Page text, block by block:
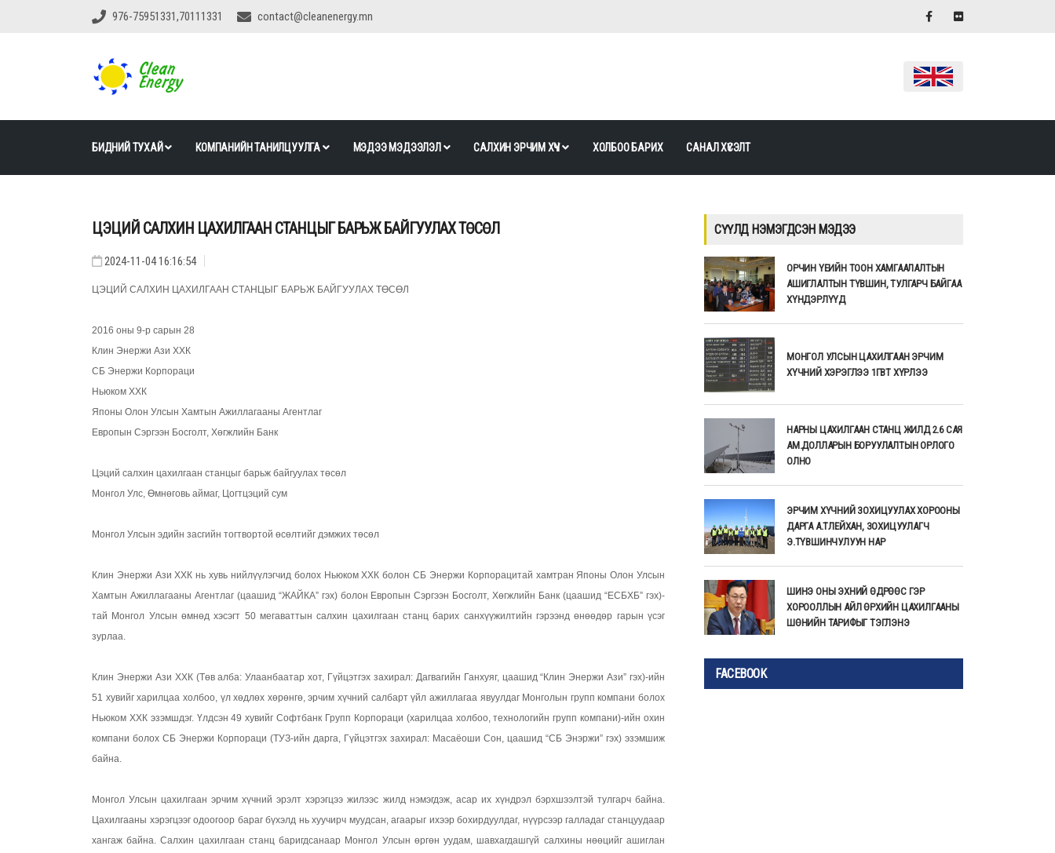
976-75951331,70111331 contact@cleanenergy.mn
БИДНИЙ ТУХАЙ КОМПАНИЙН ТАНИЛЦУУЛГА МЭДЭЭ МЭДЭЭЛЭЛ САЛХИН ЭРЧИМ ХҮЧ ХОЛБОО БАРИХ САНАЛ ХҮСЭЛТ
ЦЭЦИЙ САЛХИН ЦАХИЛГААН СТАНЦЫГ БАРЬЖ БАЙГУУЛАХ ТӨСӨЛ
2024-11-04 16:16:54
ЦЭЦИЙ САЛХИН ЦАХИЛГААН СТАНЦЫГ БАРЬЖ БАЙГУУЛАХ ТӨСӨЛ
2016 оны 9-р сарын 28
Клин Энержи Ази ХХК
СБ Энержи Корпораци
Ньюком ХХК
Японы Олон Улсын Хамтын Ажиллагааны Агентлаг
Европын Сэргээн Босголт, Хөгжлийн Банк
Цэций салхин цахилгаан станцыг барьж байгуулах төсөл
Монгол Улс, Өмнөговь аймаг, Цогтцэций сум
Монгол Улсын эдийн засгийн тогтвортой өсөлтийг дэмжих төсөл
Клин Энержи Ази ХХК нь хувь нийлүүлэгчид болох Ньюком ХХК болон СБ Энержи Корпорацитай хамтран Японы Олон Улсын
Хамтын Ажиллагааны Агентлаг (цаашид “ЖАЙКА” гэх) болон Европын Сэргээн Босголт, Хөгжлийн Банк (цаашид “ЕСБХБ” гэх)-
тай Монгол Улсын өмнөд хэсэгт 50 мегаваттын салхин цахилгаан станц барих санхүүжилтийн гэрээнд өнөөдөр гарын үсэг
зурлаа.
Клин Энержи Ази ХХК (Төв алба: Улаанбаатар хот, Гүйцэтгэх захирал: Дагвагийн Ганхуяг, цаашид “Клин Энержи Ази” гэх)-ийн
51 хувийг харилцаа холбоо, үл хөдлөх хөрөнгө, эрчим хүчний салбарт үйл ажиллагаа явуулдаг Монголын групп компани болох
Ньюком ХХК эзэмшдэг. Үлдсэн 49 хувийг Софтбанк Групп Корпораци (харилцаа холбоо, технологийн групп компани)-ийн охин
компани болох СБ Энержи Корпораци (ТУЗ-ийн дарга, Гүйцэтгэх захирал: Maсаёоши Сон, цаашид “СБ Энэржи” гэх) эзэмшиж
байна.
Монгол Улсын цахилгаан эрчим хүчний эрэлт хэрэгцээ жилээс жилд нэмэгдэж, асар их хүндрэл бэрхшээлтэй тулгарч байна.
Цахилгааны хэрэгцээг одоогоор бараг бүхэлд нь хуучирч муудсан, агаарыг ихээр бохирдуулдаг, нүүрсээр галладаг станцуудаар
хангаж байна. Салхин цахилгаан станц баригдсанаар Монгол Улсын өргөн уудам, шавхагдашгүй салхины нөөцийг ашиглан
СҮҮЛД НЭМЭГДСЭН МЭДЭЭ
ОРЧИН ҮЕИЙН ТООН ХАМГААЛАЛТЫН
АШИГЛАЛТЫН ТҮВШИН, ТУЛГАРЧ БАЙГАА
ХҮНДЭРЛҮҮД
МОНГОЛ УЛСЫН ЦАХИЛГААН ЭРЧИМ
ХҮЧНИЙ ХЭРЭГЛЭЭ 1ГВТ ХҮРЛЭЭ
НАРНЫ ЦАХИЛГААН СТАНЦ ЖИЛД 2.6 САЯ
АМ.ДОЛЛАРЫН БОРУУЛАЛТЫН ОРЛОГО
ОЛНО
ЭРЧИМ ХҮЧНИЙ ЗОХИЦУУЛАХ ХОРООНЫ
ДАРГА А.ТЛЕЙХАН, ЗОХИЦУУЛАГЧ
Э.ТҮВШИНЧУЛУУН НАР
ШИНЭ ОНЫ ЭХНИЙ ӨДРӨӨС ГЭР
ХОРООЛЛЫН АЙЛ ӨРХИЙН ЦАХИЛГААНЫ
ШӨНИЙН ТАРИФЫГ ТЭГЛЭНЭ
FACEBOOK